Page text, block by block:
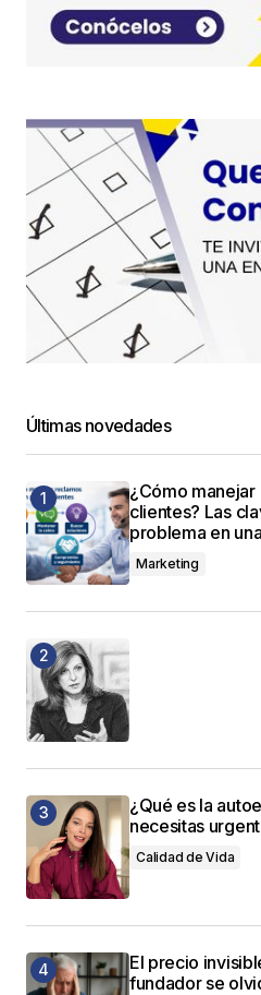
Últimas novedades
¿Cómo
clientes? Las
problema en
Marketing
¿Qué es la
necesitas
Calidad de Vida
El precio
fundador se